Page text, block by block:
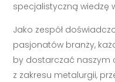
specjalistyczną wiedzę
Jako zespół
pasjonatów branży,
by dostarczać naszym
z zakresu metalurgii,